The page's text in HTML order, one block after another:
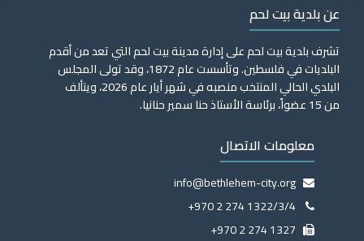
عن بلدية بيت لحم
تشرف بلدية بيت لحم على إدارة مدينة بيت لحم التي تعد من أقدم
البلديات في فلسطين. وتأسست عام 1872، وقد تولى المجلس
البلدي الحالي المنتخب منصبه في شهر أيار عام 2026، ويتألف
من 15 عضواً، برئاسة الأستاذ حنا سمير حنانيا.
معلومات الاتصال
info@bethlehem-city.org
+970 2 274 1322/3/4
+970 2 274 1327